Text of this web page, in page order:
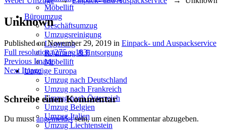
Möbellift
Büroumzug
Geschäftsumzug
Umzugsreinigung
Lagerung
Räumung & Entsorgung
Möbellift
Umzüge Europa
Umzug nach Deutschland
Umzug nach Frankreich
Umzug nach Österreich
Umzug Belgien
Umzug Italien
Umzug Liechtenstein
Unknown
Published onNovember 29, 2019 in Einpack- und Auspackservice
Full resolution (275 × 183)
Previous Image
Next Image
Schreibe einen Kommentar
Du musstangemeldetsein, um einen Kommentar abzugeben.